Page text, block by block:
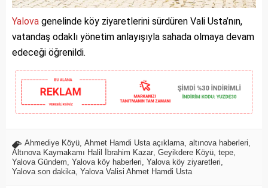
Yalova genelinde köy ziyaretlerini sürdüren Vali Usta’nın,
vatandaş odaklı yönetim anlayışıyla sahada olmaya devam
edeceği öğrenildi.
Ahmediye Köyü, Ahmet Hamdi Usta açıklama, altınova haberleri,
Altınova Kaymakamı Halil İbrahim Kazar, Geyikdere Köyü, tepe,
Yalova Gündem, Yalova köy haberleri, Yalova köy ziyaretleri,
Yalova son dakika, Yalova Valisi Ahmet Hamdi Usta